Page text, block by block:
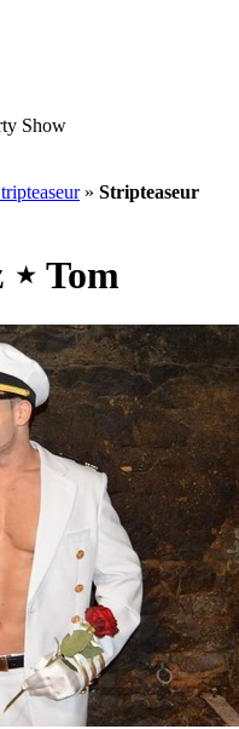
Show
» Stripteaseur
⋆ Tom